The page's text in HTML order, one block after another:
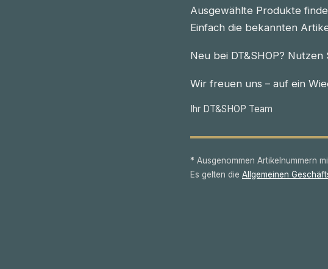
Ausgewählte Produkte
Einfach die bekannten
Neu bei DT&SHOP?
Wir freuen uns – auf ein
Ihr DT&SHOP Team
* Ausgenommen Artikelnummern
Es gelten die Allgemeinen